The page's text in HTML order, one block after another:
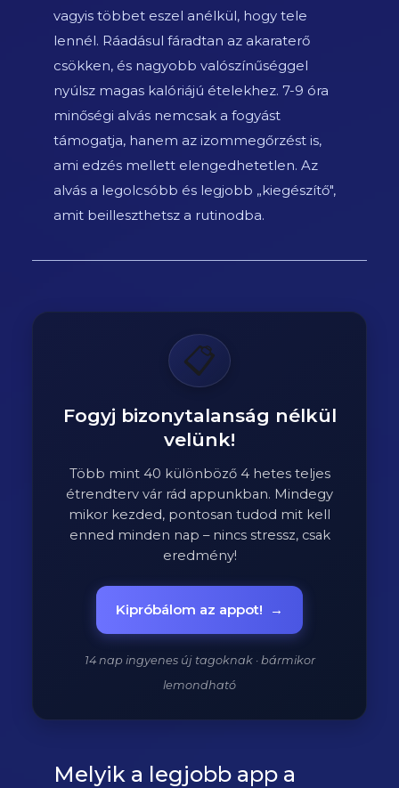
vagyis többet eszel anélkül, hogy tele
lennél. Ráadásul fáradtan az akaraterő
csökken, és nagyobb valószínűséggel
nyúlsz magas kalóriájú ételekhez. 7-9 óra
minőségi alvás nemcsak a fogyást
támogatja, hanem az izommegőrzést is,
ami edzés mellett elengedhetetlen. Az
alvás a legolcsóbb és legjobb „kiegészítő",
amit beilleszthetsz a rutinodba.
📋
Fogyj bizonytalanság nélkül
velünk!
Több mint 40 különböző 4 hetes teljes
étrendterv vár rád appunkban. Mindegy
mikor kezded, pontosan tudod mit kell
enned minden nap – nincs stressz, csak
eredmény!
Kipróbálom az appot! →
14 nap ingyenes új tagoknak · bármikor
lemondható
Melyik a legjobb app a